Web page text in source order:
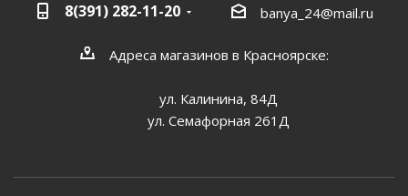
8(391) 282-11-20 banya_24@mail.ru
Адреса магазинов в Красноярске:
ул. Калинина, 84Д
ул. Семафорная 261Д